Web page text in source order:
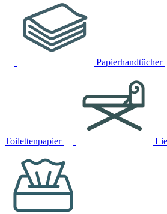
Papierhandtücher
Toilettenpapier